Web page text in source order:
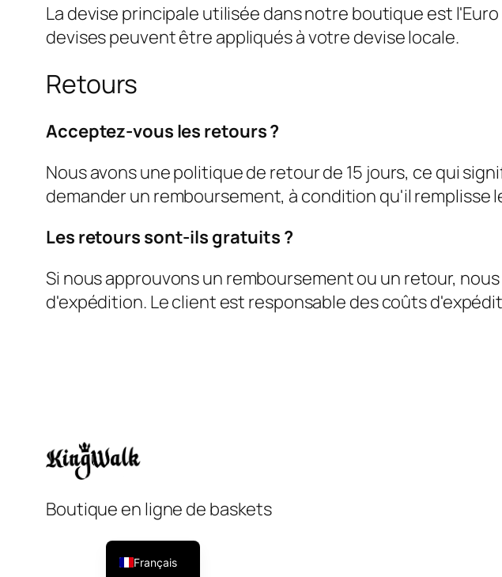
La devise principale utilisée dans notre boutique est
devises peuvent être appliqués à votre devise locale.
Retours
Acceptez-vous les retours ?
Nous avons une politique de retour de 15 jours, ce qui
demander un remboursement, à condition qu'il remplisse
Les retours sont-ils gratuits ?
Si nous approuvons un remboursement ou un retour,
d'expédition. Le client est responsable des coûts
Boutique en ligne de baskets
Français
English